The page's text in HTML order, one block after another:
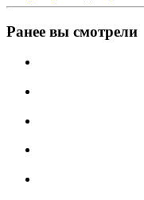
Ранее вы смотрели